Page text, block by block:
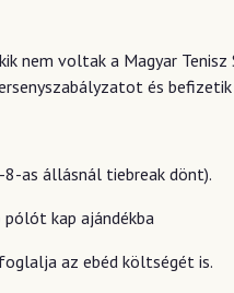
nem voltak a Magyar
és
as állásnál tiebreak dönt).
kap ajándékba
az ebéd költségét is.